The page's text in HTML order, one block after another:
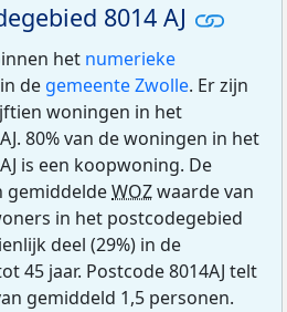
8014 AJ
het numerieke
in de gemeente Zwolle. Er zijn
woningen in het
80% van de woningen in het
is een koopwoning. De
gemiddeldeWOZwaarde van
in het postcodegebied
deel (29%) in de
45 jaar. Postcode 8014AJ telt
gemiddeld 1,5 personen.